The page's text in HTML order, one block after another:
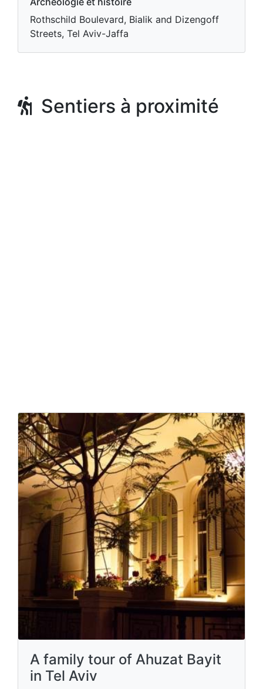
Rothschild Boulevard, Bialik and Dizengoff
Streets, Tel Aviv-Jaffa
Sentiers à proximité
A family tour of Ahuzat Bayit
in Tel Aviv